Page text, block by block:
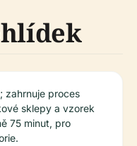
zahrnuje proces
sklepy a vzorek
75 minut, pro